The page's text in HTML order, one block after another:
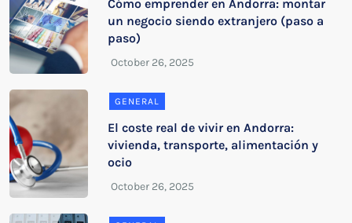
Cómo emprender en Andorra: montar
un negocio siendo extranjero (paso a
paso)
GENERAL
El coste real de vivir en Andorra:
vivienda, transporte, alimentación y
ocio